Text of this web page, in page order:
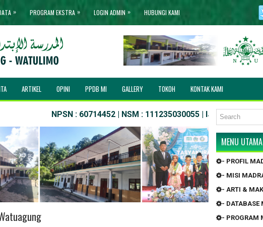
» PROGRAM EKSTRA » LOGIN ADMIN » HUBUNGI KAMI
ARTIKEL OPINI PPDB MI GALLERY TOKOH KONTAK KAMI
NPSN : 60714452 | NSM : 111235030055 | IJOB NO. : MIS/
MENU UTAMA
- PROFIL
- MISI
- ARTI &
- DATABASE
- PROGRAM